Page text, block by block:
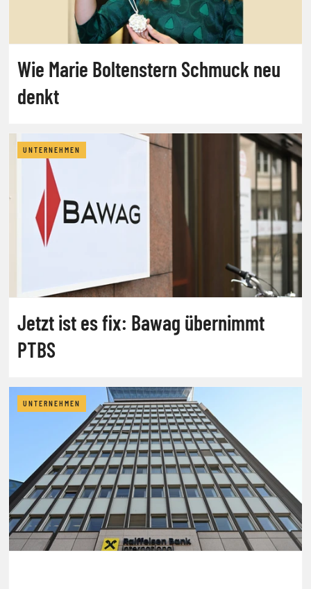
Wie Marie Boltenstern Schmuck neu
denkt
UNTERNEHMEN
Jetzt ist es fix: Bawag übernimmt
PTBS
UNTERNEHMEN